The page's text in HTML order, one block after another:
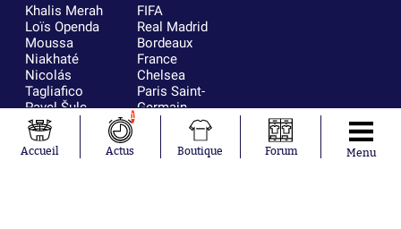
Khalis Merah
Loïs Openda
Moussa
Niakhaté
Nicolás
Tagliafico
Pavel Šulc
Gauthier Hein
Lionel Messi
Gonzalo
FIFA
Real Madrid
Bordeaux
France
Chelsea
Paris Saint-
Germain
Olympique
AC Milan
Accueil
1
Actus Boutique Forum Menu